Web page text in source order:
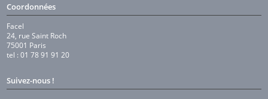
Coordonnées
Facel
24, rue Saint Roch
75001 Paris
tel : 01 78 91 91 20
Suivez-nous !